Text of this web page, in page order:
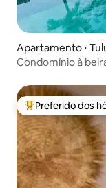
Apartamento ⋅
Condomínio à
Entre os
Preferido dos